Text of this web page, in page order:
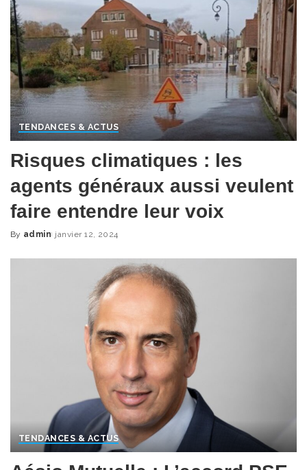
TENDANCES & ACTUS
Risques climatiques : les
agents généraux aussi veulent
faire entendre leur voix
Posted
By admin janvier 12, 2024
TENDANCES & ACTUS